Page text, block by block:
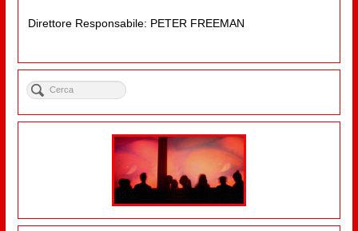
Direttore Responsabile: PETER FREEMAN